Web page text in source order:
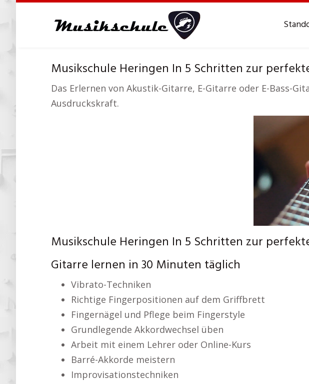
content
Musikschule Heringen In 5 Schritten zur
Das Erlernen von Akustik-Gitarre, E-Gitarre oder E-Bass-
Ausdruckskraft.
Musikschule Heringen In 5 Schritten zur
Gitarre lernen in 30 Minuten täglich
Vibrato-Techniken
Richtige Fingerpositionen auf dem Griffbrett
Fingernägel und Pflege beim Fingerstyle
Grundlegende Akkordwechsel üben
Arbeit mit einem Lehrer oder Online-Kurs
Barré-Akkorde meistern
Improvisationstechniken